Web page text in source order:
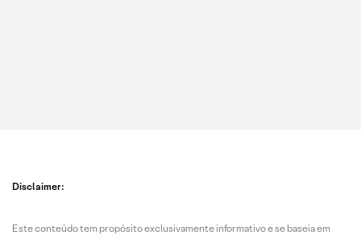
Disclaimer:
Este conteúdo tem propósito exclusivamente informativo e se baseia em